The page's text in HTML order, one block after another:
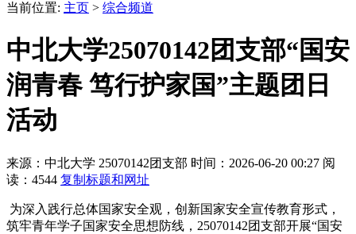
当前位置: 主页 > 综合频道
中北大学25070142团支部“国安
润青春 笃行护家国”主题团日
活动
来源：中北大学 25070142团支部 时间：2026-06-20 00:27 阅
读：4544 复制标题和网址
为深入践行总体国家安全观，创新国家安全宣传教育形式，
筑牢青年学子国家安全思想防线，25070142团支部开展“国安